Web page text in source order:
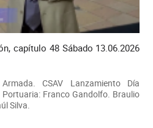
capítulo 48 Sábado 13.06.2026
CSAV Lanzamiento Día
Franco Gandolfo. Braulio
Silva.